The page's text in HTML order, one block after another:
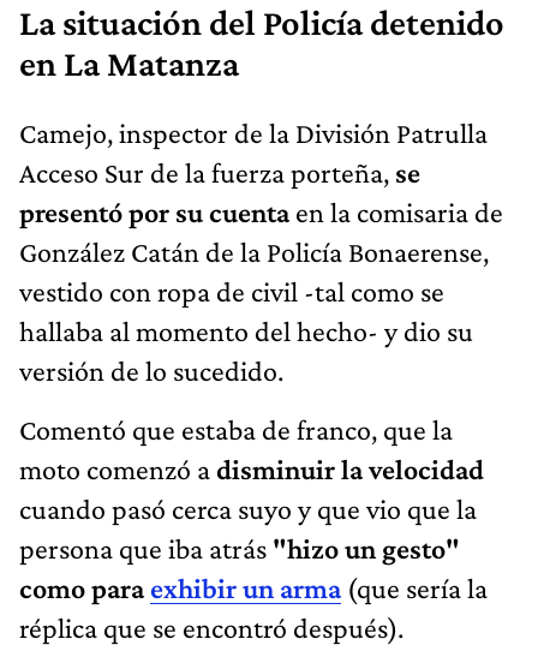
La situación del Policía detenido
en La Matanza
Camejo,inspector de la División Patrulla
Acceso Sur de la fuerza porteña, se
presentó por su cuentaen la comisaria de
González Catán de la Policía Bonaerense,
vestido con ropa de civil -tal como se
hallaba al momento del hecho- y dio su
versión de lo sucedido.
Comentó que estaba de franco, que la
moto comenzó adisminuir la velocidad
cuando pasó cerca suyo y que vio que la
persona que iba atrás "hizo un gesto"
como paraexhibir un arma (que sería la
réplica que se encontró después).